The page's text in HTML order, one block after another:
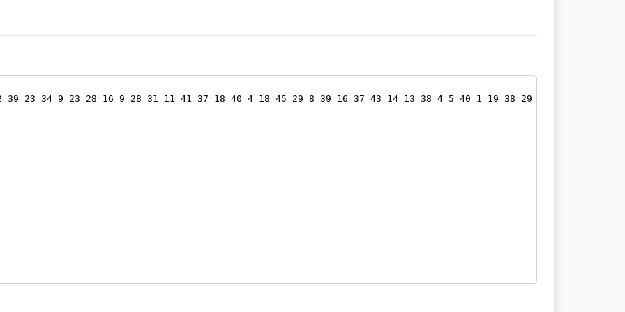
39 23 34 9 23 28 16 9 28 31 11 41 37 18 40 4 18 45 29 8 39 16 37 43 14 13 38 4 5 40 1 19 38 29 1 24 25 35 26